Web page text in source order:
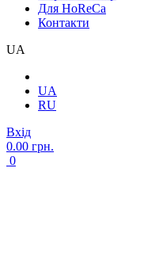
Для HoReCa
Контакти
UA
UA
RU
Вхід
0.00 грн.
0